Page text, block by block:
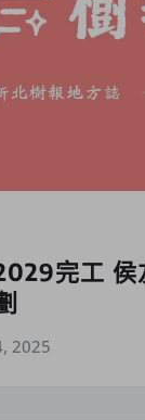
完工 侯
2025